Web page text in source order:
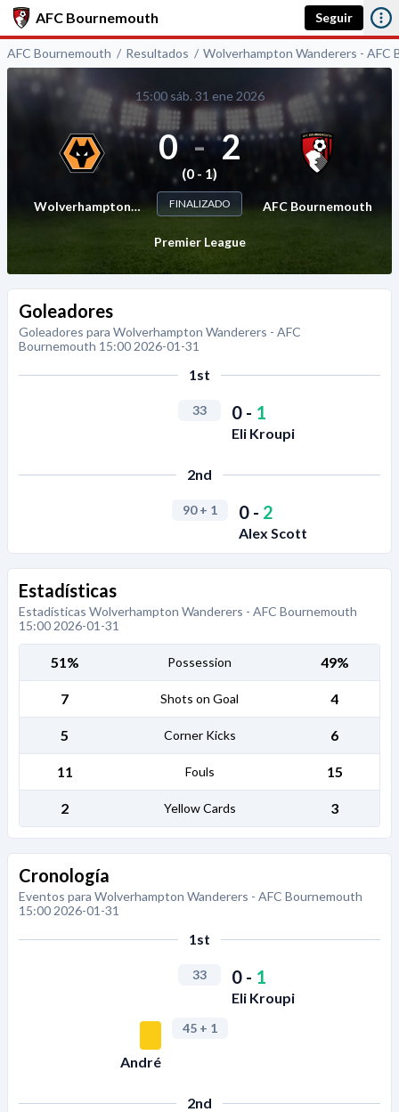
AFC Bournemouth Seguir
AFC Bournemouth Resultados Wolverhampton Wanderers - AFC
15:00 sáb. 31 ene 2026
Wolverhampton
0 - 2
(0 - 1)
FINALIZADO AFC Bournemouth
Premier League
Goleadores
Goleadores para Wolverhampton Wanderers - AFC
Bournemouth 15:00 2026-01-31
1st
33 0 - 1
Eli Kroupi
2nd
90+ 1 0 - 2
Alex Scott
Estadísticas
Estadísticas Wolverhampton Wanderers - AFC Bournemouth
15:00 2026-01-31
51% Possession 49%
7 Shots on Goal 4
5 Corner Kicks 6
11 Fouls 15
2 Yellow Cards 3
Cronología
Eventos para Wolverhampton Wanderers - AFC Bournemouth
15:00 2026-01-31
1st
33 0 - 1
Eli Kroupi
André
45 + 1
2nd